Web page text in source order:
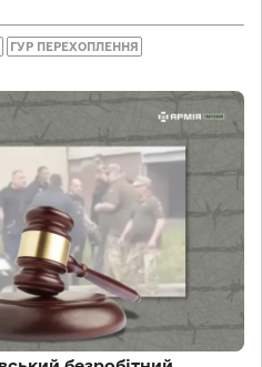
ГУР ПЕРЕХОПЛЕННЯ